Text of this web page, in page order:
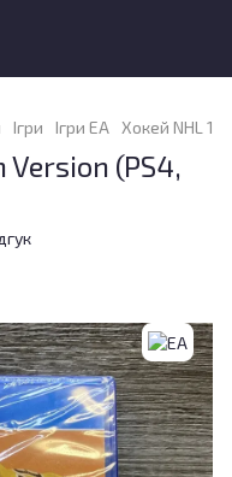
Ігри Ігри EA Хокей NHL
Version (PS4,